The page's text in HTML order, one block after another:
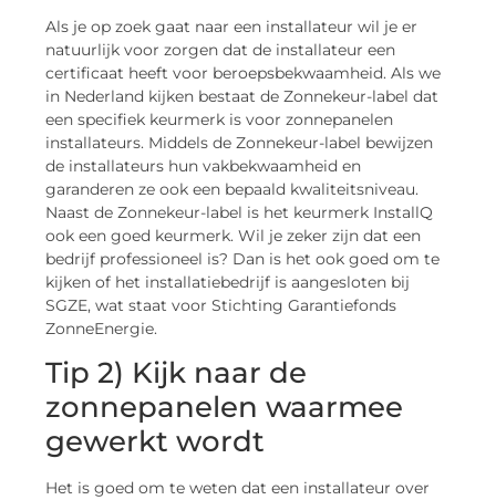
Als je op zoek gaat naar een installateur wil je er
natuurlijk voor zorgen dat de installateur een
certificaat heeft voor beroepsbekwaamheid. Als we
in Nederland kijken bestaat de Zonnekeur-label dat
een specifiek keurmerk is voor zonnepanelen
installateurs. Middels de Zonnekeur-label bewijzen
de installateurs hun vakbekwaamheid en
garanderen ze ook een bepaald kwaliteitsniveau.
Naast de Zonnekeur-label is het keurmerk InstallQ
ook een goed keurmerk. Wil je zeker zijn dat een
bedrijf professioneel is? Dan is het ook goed om te
kijken of het installatiebedrijf is aangesloten bij
SGZE, wat staat voor Stichting Garantiefonds
ZonneEnergie.
Tip 2) Kijk naar de
zonnepanelen waarmee
gewerkt wordt
Het is goed om te weten dat een installateur over